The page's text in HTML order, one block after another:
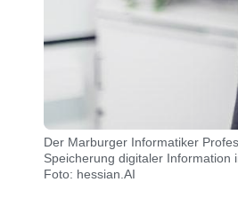
Der Marburger Informatiker
Speicherung digitaler Information
Foto: hessian.AI